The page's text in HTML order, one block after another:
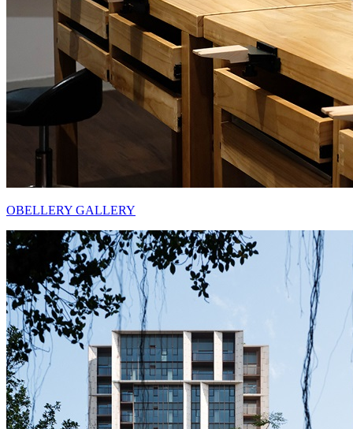
OBELLERY GALLERY